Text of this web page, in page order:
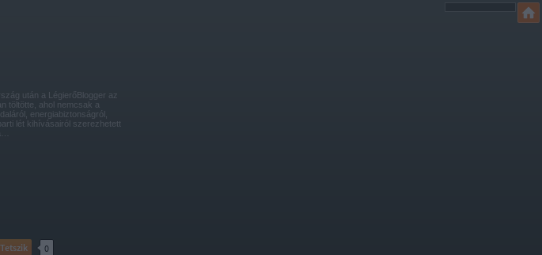
után a LégierőBlogger az
töltötte, ahol nemcsak a
energiabiztonságról,
lét kihívásairól szerezhetett
Tetszik 0